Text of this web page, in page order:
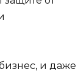
и даже